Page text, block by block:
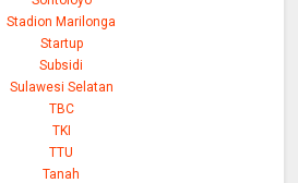
Stadion Marilonga
Startup
Subsidi
Sulawesi Selatan
TBC
TKI
TTU
Tanah